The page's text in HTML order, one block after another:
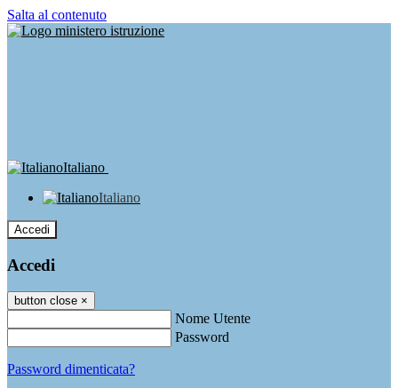
Salta al contenuto
Italiano
Italiano
Accedi
Accedi
button close ×
Nome Utente
Password
Password dimenticata?